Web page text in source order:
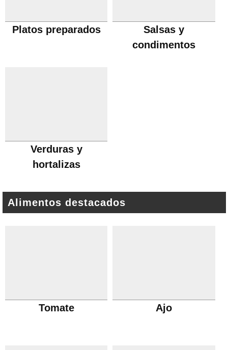
Platos preparados
Salsas y
condimentos
Verduras y
hortalizas
Alimentos destacados
Tomate Ajo